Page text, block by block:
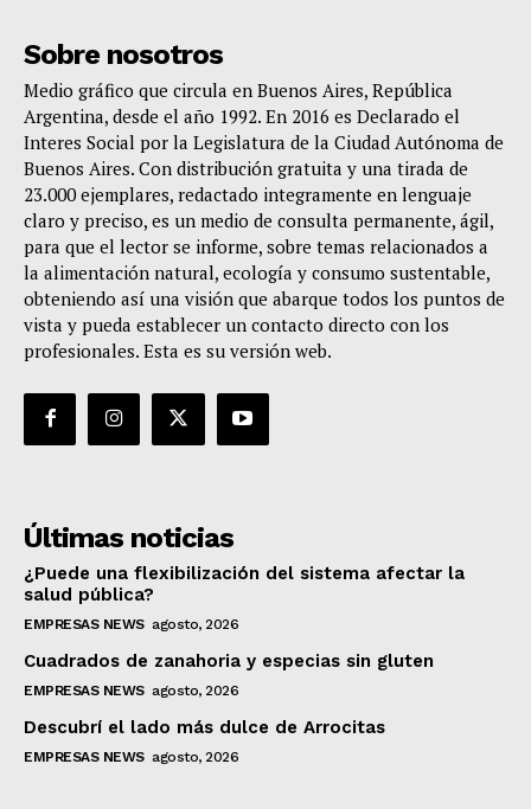
Sobre nosotros
Medio gráfico que circula en Buenos Aires, República
Argentina, desde el año 1992. En 2016 es Declarado el
Interes Social por la Legislatura de la Ciudad Autónoma de
Buenos Aires. Con distribución gratuita y una tirada de
23.000 ejemplares, redactado integramente en lenguaje
claro y preciso, es un medio de consulta permanente, ágil,
para que el lector se informe, sobre temas relacionados a
la alimentación natural, ecología y consumo sustentable,
obteniendo así una visión que abarque todos los puntos de
vista y pueda establecer un contacto directo con los
profesionales. Esta es su versión web.
Últimas noticias
¿Puede una flexibilización del sistema afectar la
salud pública?
EMPRESAS NEWS agosto, 2026
Cuadrados de zanahoria y especias sin gluten
EMPRESAS NEWS agosto, 2026
Descubrí el lado más dulce de Arrocitas
EMPRESAS NEWS agosto, 2026